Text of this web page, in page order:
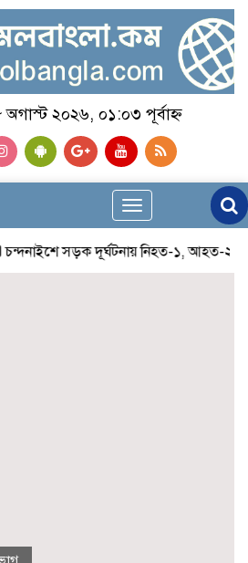
২০২৬, ০১:০৩ পূর্বাহ্ন
Toggle
navigation
সড়ক দূর্ঘটনায় নিহত-১, আহত-২